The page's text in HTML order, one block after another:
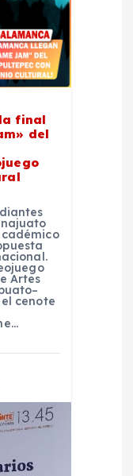
final
del
Artes
cenote